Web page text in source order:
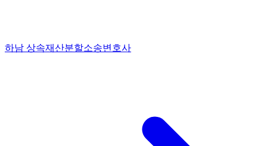
하남 상속재산분할소송변호사